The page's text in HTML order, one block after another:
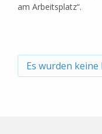
am Arbeitsplatz“.
Es wurden